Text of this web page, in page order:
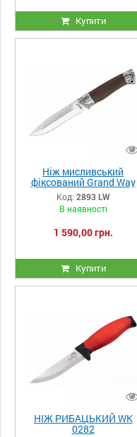
Купити
Ніж мисливський
фіксований Grand Way
2893 LW
Код: 2893 LW
В наявності
1 590,00 грн.
Купити
НІЖ РИБАЦЬКИЙ WK
0282